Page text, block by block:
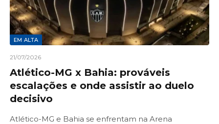
EM ALTA
21/07/2026
Atlético-MG x Bahia: prováveis
escalações e onde assistir ao duelo
decisivo
Atlético-MG e Bahia se enfrentam na Arena